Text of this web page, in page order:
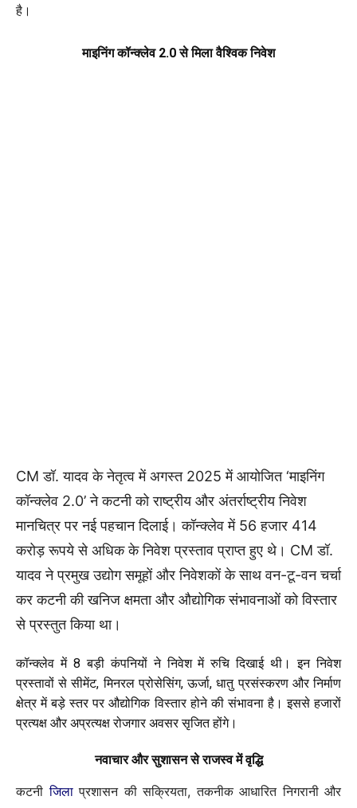
है।
माइनिंग कॉन्क्लेव 2.0 से मिला वैश्विक निवेश
CM डॉ. यादव के नेतृत्व में अगस्त 2025 में आयोजित ‘माइनिंग
कॉन्क्लेव 2.0’ ने कटनी को राष्ट्रीय और अंतर्राष्ट्रीय निवेश
मानचित्र पर नई पहचान दिलाई। कॉन्क्लेव में 56 हजार 414
करोड़ रूपये से अधिक के निवेश प्रस्ताव प्राप्त हुए थे। CM डॉ.
यादव ने प्रमुख उद्योग समूहों और निवेशकों के साथ वन-टू-वन चर्चा
कर कटनी की खनिज क्षमता और औद्योगिक संभावनाओं को विस्तार
से प्रस्तुत किया था।
कॉन्क्लेव में 8 बड़ी कंपनियों ने निवेश में रुचि दिखाई थी। इन निवेश
प्रस्तावों से सीमेंट, मिनरल प्रोसेसिंग, ऊर्जा, धातु प्रसंस्करण और निर्माण
क्षेत्र में बड़े स्तर पर औद्योगिक विस्तार होने की संभावना है। इससे हजारों
प्रत्यक्ष और अप्रत्यक्ष रोजगार अवसर सृजित होंगे।
नवाचार और सुशासन से राजस्व में वृद्धि
कटनीजिलाप्रशासन की सक्रियता, तकनीक आधारित निगरानी और